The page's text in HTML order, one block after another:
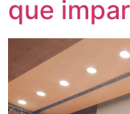
que